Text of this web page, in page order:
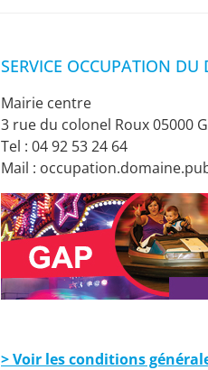
SERVICE OCCUPATION
Mairie centre
3 rue du colonel Roux 05000
Tel : 04 92 53 24 64
Mail :
> Voir les conditions